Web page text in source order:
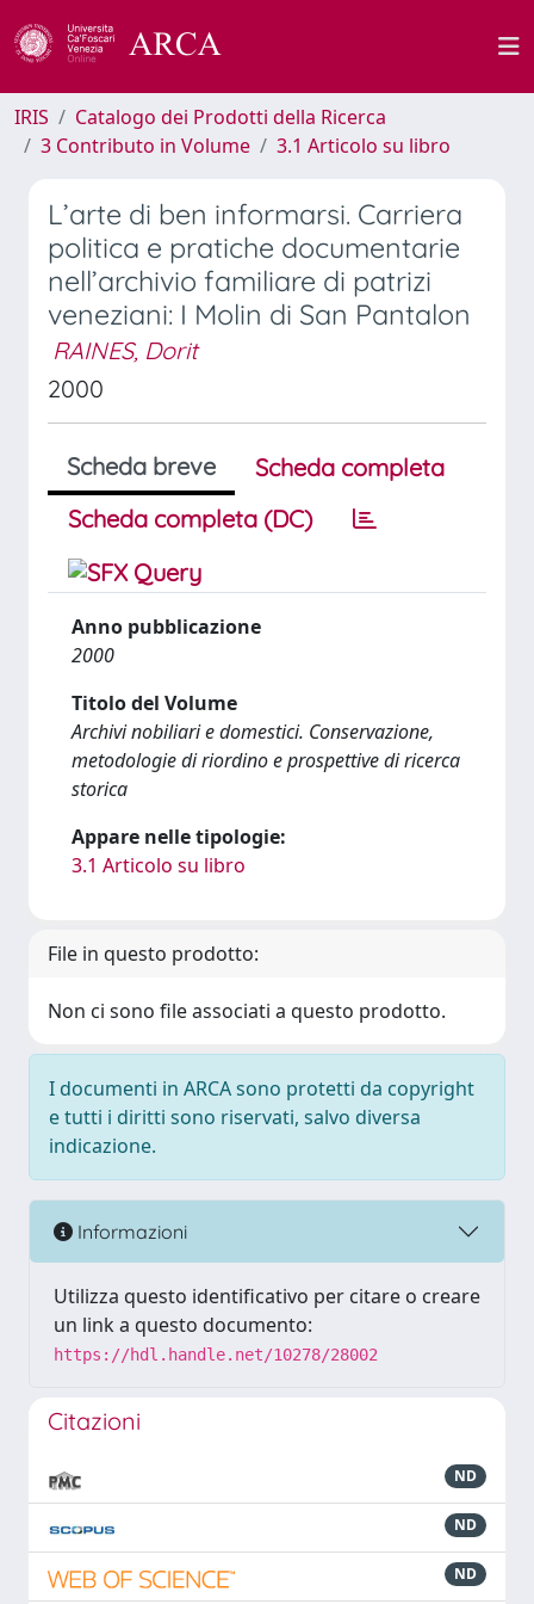
IRIS
Catalogo dei Prodotti della Ricerca
3 Contributo in Volume
3.1 Articolo su libro
L’arte di ben informarsi. Carriera
politica e pratiche documentarie
nell’archivio familiare di patrizi
veneziani: I Molin di San Pantalon
RAINES, Dorit
2000
Scheda breve
Scheda completa
Scheda completa (DC)
Anno pubblicazione
2000
Titolo del Volume
Archivi nobiliari e domestici. Conservazione,
metodologie di riordino e prospettive di ricerca
storica
Appare nelle tipologie:
3.1 Articolo su libro
File in questo prodotto:
Non ci sono file associati a questo prodotto.
I documenti in ARCA sono protetti da copyright
e tutti i diritti sono riservati, salvo diversa
indicazione.
Informazioni
Utilizza questo identificativo per citare o creare
un link a questo documento:
https://hdl.handle.net/10278/28002
Citazioni
ND
ND
ND